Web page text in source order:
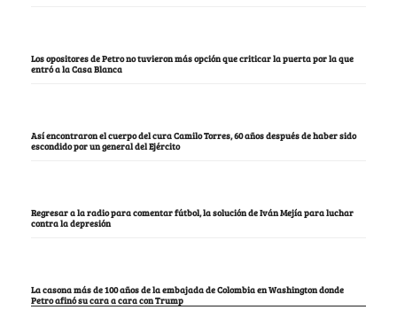
Los opositores de Petro no tuvieron más opción que criticar la puerta por la que
entró a la Casa Blanca
Así encontraron el cuerpo del cura Camilo Torres, 60 años después de haber sido
escondido por un general del Ejército
Regresar a la radio para comentar fútbol, la solución de Iván Mejía para luchar
contra la depresión
La casona más de 100 años de la embajada de Colombia en Washington donde
Petro afinó su cara a cara con Trump